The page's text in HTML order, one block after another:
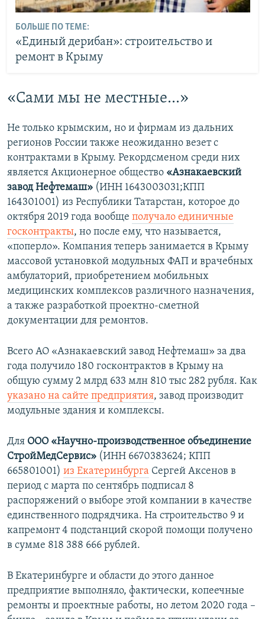
БОЛЬШЕ ПО ТЕМЕ:
«Единый дерибан»: строительство и
ремонт в Крыму
«Сами мы не местные...»
Не только крымским, но и фирмам из дальних
регионов России также неожиданно везет с
контрактами в Крыму. Рекордсменом среди них
является Акционерное общество «Азнакаевский
завод Нефтемаш» (ИНН 1643003031;КПП
164301001) из Республики Татарстан, которое до
октября 2019 года вообще получало единичные
госконтракты, но после ему, что называется,
«поперло». Компания теперь занимается в Крыму
массовой установкой модульных ФАП и врачебных
амбулаторий, приобретением мобильных
медицинских комплексов различного назначения,
а также разработкой проектно-сметной
документации для ремонтов.
Всего АО «Азнакаевский завод Нефтемаш» за два
года получило 180 госконтрактов в Крыму на
общую сумму 2 млрд 633 млн 810 тыс 282 рубля. Как
указано на сайте предприятия, завод производит
модульные здания и комплексы.
Для ООО «Научно-производственное объединение
СтройМедСервис» (ИНН 6670383624; КПП
665801001) из Екатеринбурга Сергей Аксенов в
период с марта по сентябрь подписал 8
распоряжений о выборе этой компании в качестве
единственного подрядчика. На строительство 9 и
капремонт 4 подстанций скорой помощи получено
в сумме 818 388 666 рублей.
В Екатеринбурге и области до этого данное
предприятие выполняло, фактически, копеечные
ремонты и проектные работы, но летом 2020 года –